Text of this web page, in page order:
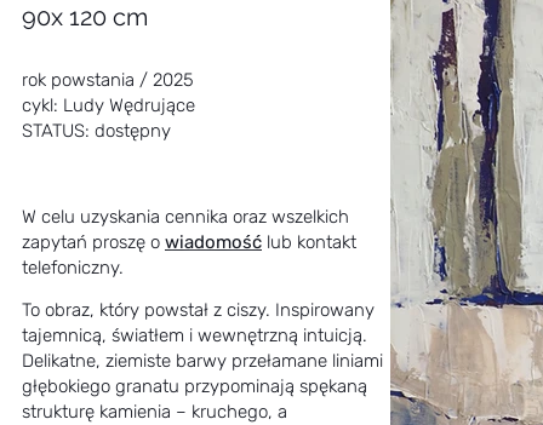
90x 120 cm
rok powstania / 2025
cykl: Ludy Wędrujące
STATUS: dostępny
W celu uzyskania cennika oraz wszelkich
zapytań proszę o wiadomość lub kontakt
telefoniczny.
To obraz, który powstał z ciszy. Inspirowany
tajemnicą, światłem i wewnętrzną intuicją.
Delikatne, ziemiste barwy przełamane liniami
głębokiego granatu przypominają spękaną
strukturę kamienia – kruchego, a